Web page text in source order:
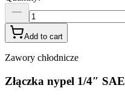
Add to cart
Zawory chłodnicze
Złączka nypel 1/4″ SAE